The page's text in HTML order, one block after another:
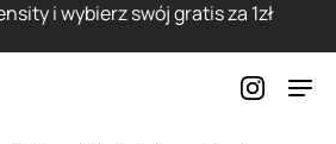
i wybierz swój gratis za 1zł